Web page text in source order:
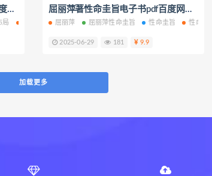
弘易老师十大布局视频课程3集百度网盘下载学习
局 大文昌局
屈丽萍著性命圭旨电子书pdf百度网盘下载学习
屈丽萍 屈丽萍性命圭旨 性命圭旨 性命圭
2025-06-29 181 9.9
加载更多